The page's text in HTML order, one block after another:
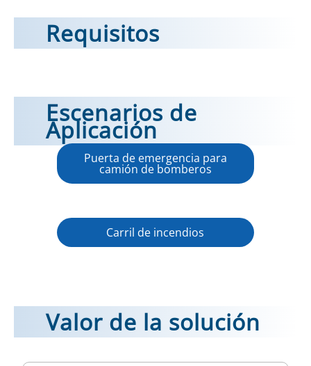
Requisitos
Escenarios de
Aplicación
Puerta de emergencia para
camión de bomberos
Carril de incendios
Valor de la solución